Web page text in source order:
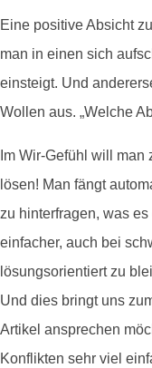
Eine positive Absicht
man in einen sich
einsteigt. Und
Wollen aus. „Welche
Im Wir-Gefühl will
lösen! Man fängt
zu hinterfragen, was
einfacher, auch bei
lösungsorientiert zu
Und dies bringt uns
Artikel ansprechen
Konflikten sehr viel